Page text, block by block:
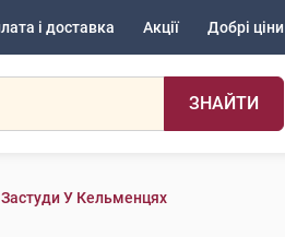
і доставка Акції Добрі ціни
ЗНАЙТИ
У Кельменцях